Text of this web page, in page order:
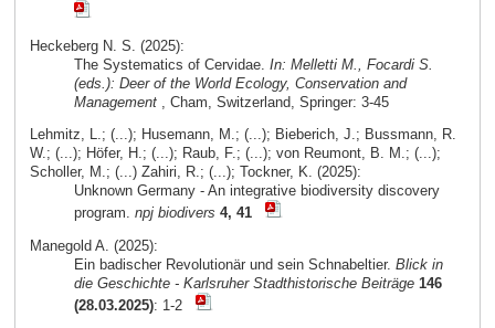
Heckeberg N. S. (2025):
The Systematics of Cervidae. In: Melletti M., Focardi S.
(eds.): Deer of the World Ecology, Conservation and
Management, Cham, Switzerland, Springer: 3-45
Lehmitz, L.; (...); Husemann, M.; (...); Bieberich, J.; Bussmann, R.
W.; (...); Höfer, H.; (...); Raub, F.; (...); von Reumont, B. M.; (...);
Scholler, M.; (...) Zahiri, R.; (...); Tockner, K. (2025):
Unknown Germany - An integrative biodiversity discovery
program. npj biodivers 4, 41
Manegold A. (2025):
Ein badischer Revolutionär und sein Schnabeltier. Blick in
die Geschichte - Karlsruher Stadthistorische Beiträge 146
(28.03.2025): 1-2